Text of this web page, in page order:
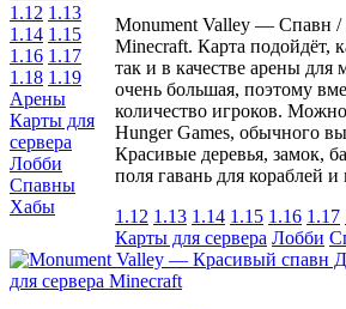
1.12 1.13
1.14 1.15
1.16 1.17
1.18 1.19
Арены
Карты для
сервера
Лобби
Спавны
Хабы
Monument Valley — Спавн /
Minecraft. Карта подойдёт,
так и в качестве арены
очень большая, поэтому
количество игроков.
Hunger Games, обычного
Красивые деревья, замок,
поля гавань для кораблей
1.12 1.13 1.14 1.15 1.16 1.17
Карты для сервера Лобби